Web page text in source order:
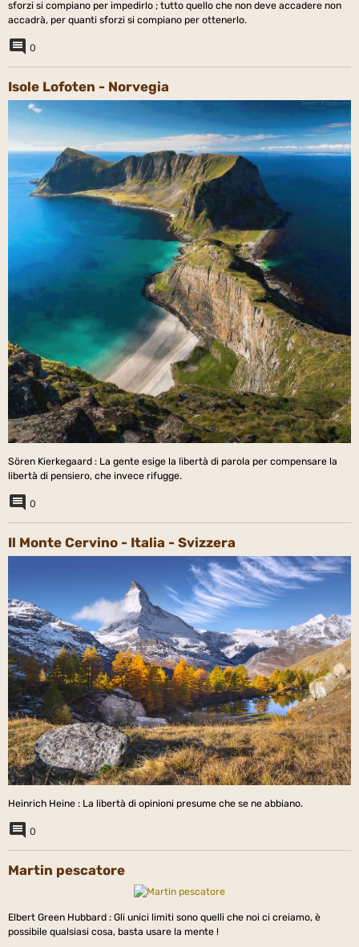
sforzi si compiano per impedirlo ; tutto quello che non deve accadere non
accadrà, per quanti sforzi si compiano per ottenerlo.
0
Isole Lofoten - Norvegia
Sören Kierkegaard : La gente esige la libertà di parola per compensare la
libertà di pensiero, che invece rifugge.
0
Il Monte Cervino - Italia - Svizzera
Heinrich Heine : La libertà di opinioni presume che se ne abbiano.
0
Martin pescatore
Elbert Green Hubbard : Gli unici limiti sono quelli che noi ci creiamo, è
possibile qualsiasi cosa, basta usare la mente !